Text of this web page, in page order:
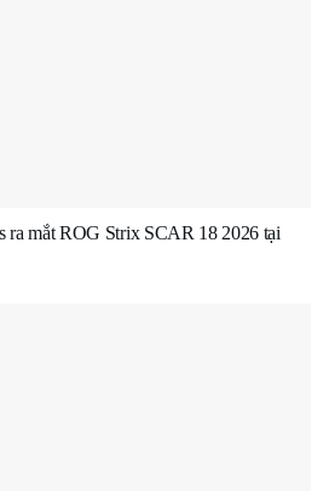
ra mắt ROG Strix SCAR 18 2026 tại